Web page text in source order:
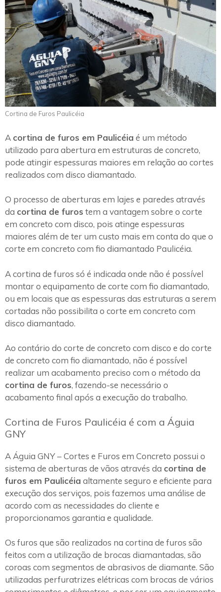
Cortina de Furos Paulicéia
A cortina de furos em Paulicéia é um método
utilizado para abertura em estruturas de concreto,
pode atingir espessuras maiores em relação ao cortes
realizados com disco diamantado.
O processo de aberturas em lajes e paredes através
da cortina de furos tem a vantagem sobre o corte
em concreto com disco, pois atinge espessuras
maiores além de ter um custo mais em conta do que o
corte em concreto com fio diamantado Paulicéia.
A cortina de furos só é indicada onde não é possível
montar o equipamento de corte com fio diamantado,
ou em locais que as espessuras das estruturas a serem
cortadas não possibilita o corte em concreto com
disco diamantado.
Ao contário do corte de concreto com disco e do corte
de concreto com fio diamantado, não é possível
realizar um acabamento preciso com o método da
cortina de furos, fazendo-se necessário o
acabamento final após a execução do trabalho.
Cortina de Furos Paulicéia é com a Águia
GNY
A Águia GNY – Cortes e Furos em Concreto possui o
sistema de aberturas de vãos através da cortina de
furos em Paulicéia altamente seguro e eficiente para
execução dos serviços, pois fazemos uma análise de
acordo com as necessidades do cliente e
proporcionamos garantia e qualidade.
Os furos que são realizados na cortina de furos são
feitos com a utilização de brocas diamantadas, são
coroas com segmentos de abrasivos de diamante. São
utilizadas perfuratrizes elétricas com brocas de vários